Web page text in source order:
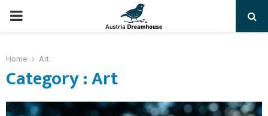
PRIMARY
Home Art
Category : Art